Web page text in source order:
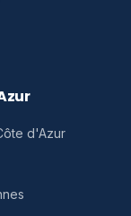
d'Azur